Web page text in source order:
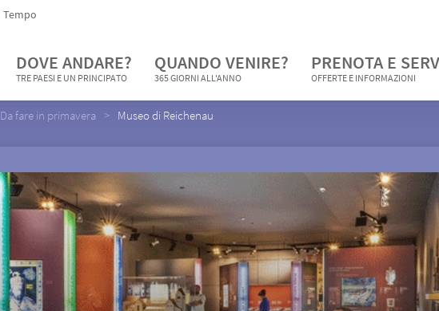
Tempo
DOVE ANDARE?
TRE PAESI E UN PRINCIPATO
QUANDO VENIRE?
365 GIORNI ALL'ANNO
PRENOTA E
OFFERTE E INFORMAZIONI
Da fare in primavera Museo di Reichenau